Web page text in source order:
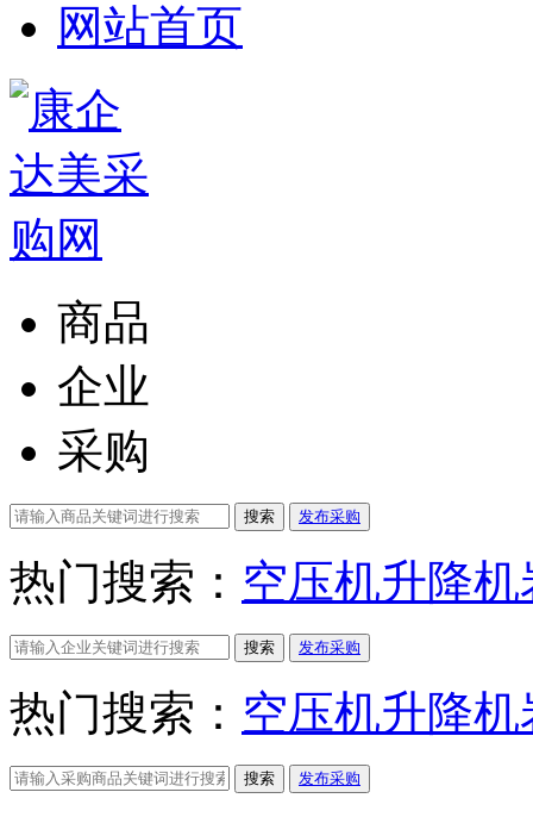
网站首页
商品
企业
采购
搜索 发布采购
热门搜索： 空压机升降机
搜索 发布采购
热门搜索： 空压机升降机
搜索 发布采购